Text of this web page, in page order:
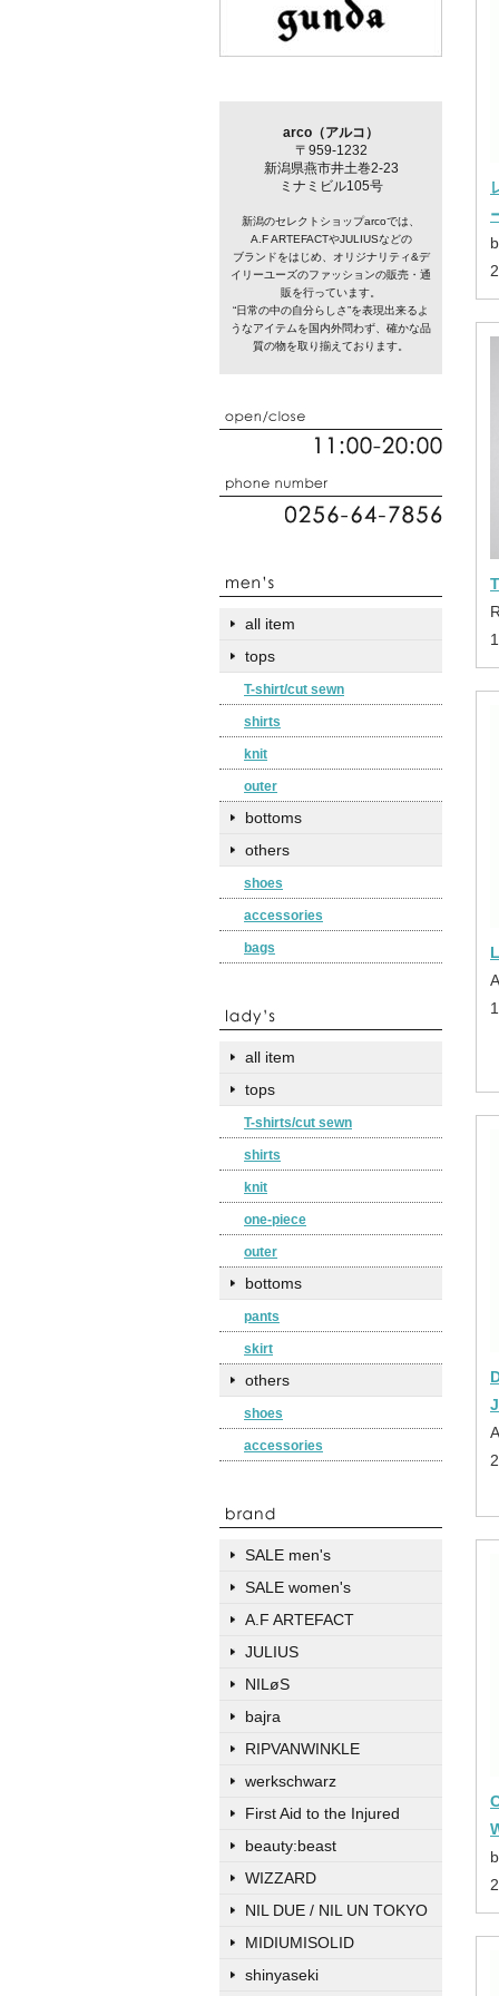
arco（アルコ）
〒959-1232
新潟県燕市井土巻2-23
ミナミビル105号
新潟のセレクトショップarcoでは、
A.F ARTEFACTやJULIUSなどの
ブランドをはじめ、オリジナリティ&デ
イリーユーズのファッションの販売・通
販を行っています。
“日常の中の自分らしさ”を表現出来るよ
うなアイテムを国内外問わず、確かな品
質の物を取り揃えております。
all item
tops
T-shirt/cut sewn
shirts
knit
outer
bottoms
others
shoes
accessories
bags
all item
tops
T-shirts/cut sewn
shirts
knit
one-piece
outer
bottoms
pants
skirt
others
shoes
accessories
SALE men's
SALE women's
A.F ARTEFACT
JULIUS
NILøS
bajra
RIPVANWINKLE
werkschwarz
First Aid to the Injured
beauty:beast
WIZZARD
NIL DUE / NIL UN TOKYO
MIDIUMISOLID
shinyaseki